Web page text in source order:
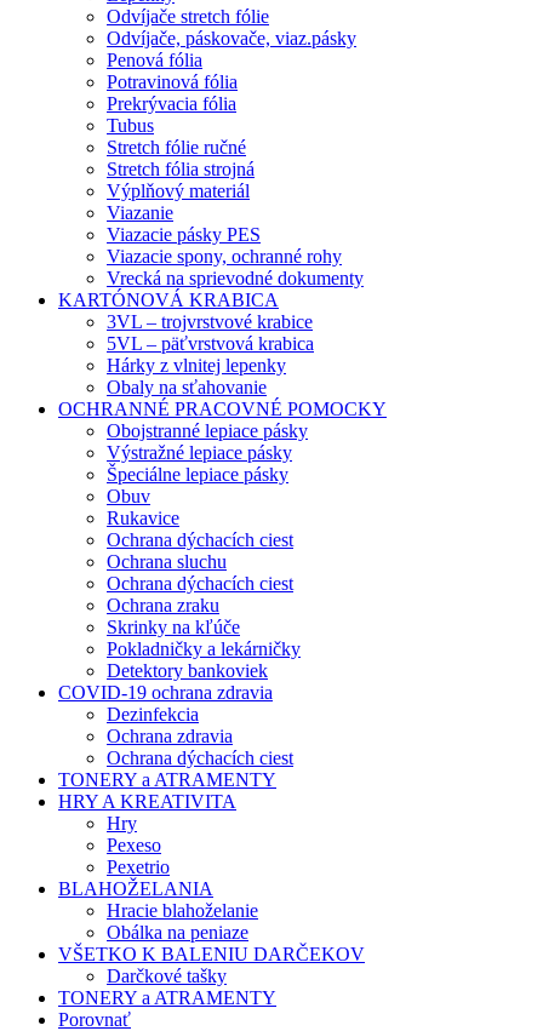
Odvíjače stretch fólie
Odvíjače, páskovače, viaz.pásky
Penová fólia
Potravinová fólia
Prekrývacia fólia
Tubus
Stretch fólie ručné
Stretch fólia strojná
Výplňový materiál
Viazanie
Viazacie pásky PES
Viazacie spony, ochranné rohy
Vrecká na sprievodné dokumenty
KARTÓNOVÁ KRABICA
3VL – trojvrstvové krabice
5VL – päťvrstvová krabica
Hárky z vlnitej lepenky
Obaly na sťahovanie
OCHRANNÉ PRACOVNÉ POMOCKY
Obojstranné lepiace pásky
Výstražné lepiace pásky
Špeciálne lepiace pásky
Obuv
Rukavice
Ochrana dýchacích ciest
Ochrana sluchu
Ochrana dýchacích ciest
Ochrana zraku
Skrinky na kľúče
Pokladničky a lekárničky
Detektory bankoviek
COVID-19 ochrana zdravia
Dezinfekcia
Ochrana zdravia
Ochrana dýchacích ciest
TONERY a ATRAMENTY
HRY A KREATIVITA
Hry
Pexeso
Pexetrio
BLAHOŽELANIA
Hracie blahoželanie
Obálka na peniaze
VŠETKO K BALENIU DARČEKOV
Darčkové tašky
TONERY a ATRAMENTY
Porovnať